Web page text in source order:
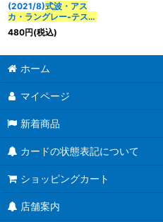
(2021/8)式波・アス
カ・ラングレー-テスト
スーツ-【X】{CB21-
X04}《赤》
480円(税込)
ホーム
マイページ
新着商品
カードの状態表記について
ショッピングカート
店舗案内